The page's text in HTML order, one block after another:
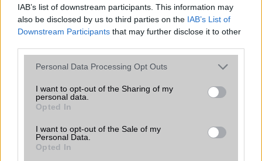
IAB’s list of downstream participants. This information may
also be disclosed by us to third parties on the IAB’s List of
Downstream Participants that may further disclose it to other
Please note that this website/app uses one or more Google
not limited to your visit or usage behaviour. You may click to
grant or deny consent to Google and its third-party tags to
use your data for below specified purposes in below Google
consent section.
Personal Data Processing Opt Outs
I want to opt-out of the Sharing of my
personal data.
Opted In
I want to opt-out of the Sale of my
Personal Data.
Opted In
Az Android rejtett automatizmusai: hat
funkció, amely észrevétlenül könnyíti
meg a mindennapokat
2026.06.14| Android Police
Sok felhasználó külön alkalmazásokra esküszik, pedig az
Android már évek óta olyan intelligens funkciókat kínál,
amelyek maguktól dolgoznak a háttérben.
megváltoztatja a mobilhasználatot –
sokan mégsem tudnak róla